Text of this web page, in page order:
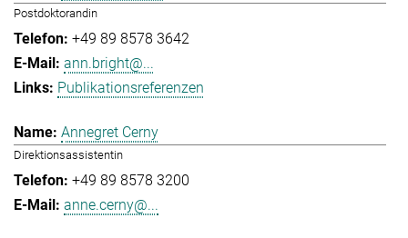
Postdoktorandin
+49 89 8578 3642
ann.bright@...
Publikationsreferenzen
Annegret Cerny
Direktionsassistentin
+49 89 8578 3200
anne.cerny@...